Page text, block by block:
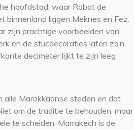
hoofdstad, waar Rabat de
binnenland liggen Meknes en Fez.
zijn prachtige voorbeelden van
en de stucdecoraties laten zo’n
decimeter lijkt te zijn leeg
alle Marokkaanse steden en dat
om de traditie te behouden, maar
te scheiden. Marrakech is de